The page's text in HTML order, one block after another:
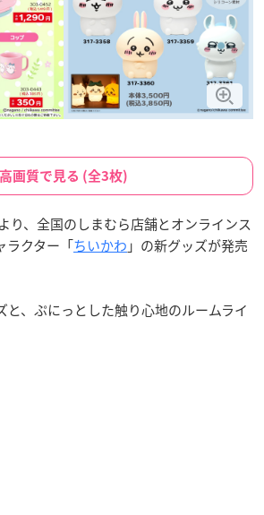
高画質で見る (全3枚)
り、全国のしまむら店舗とオンラインス
ラクター「ちいかわ 」の新グッズが発売
と、ぷにっとした触り心地のルームライ